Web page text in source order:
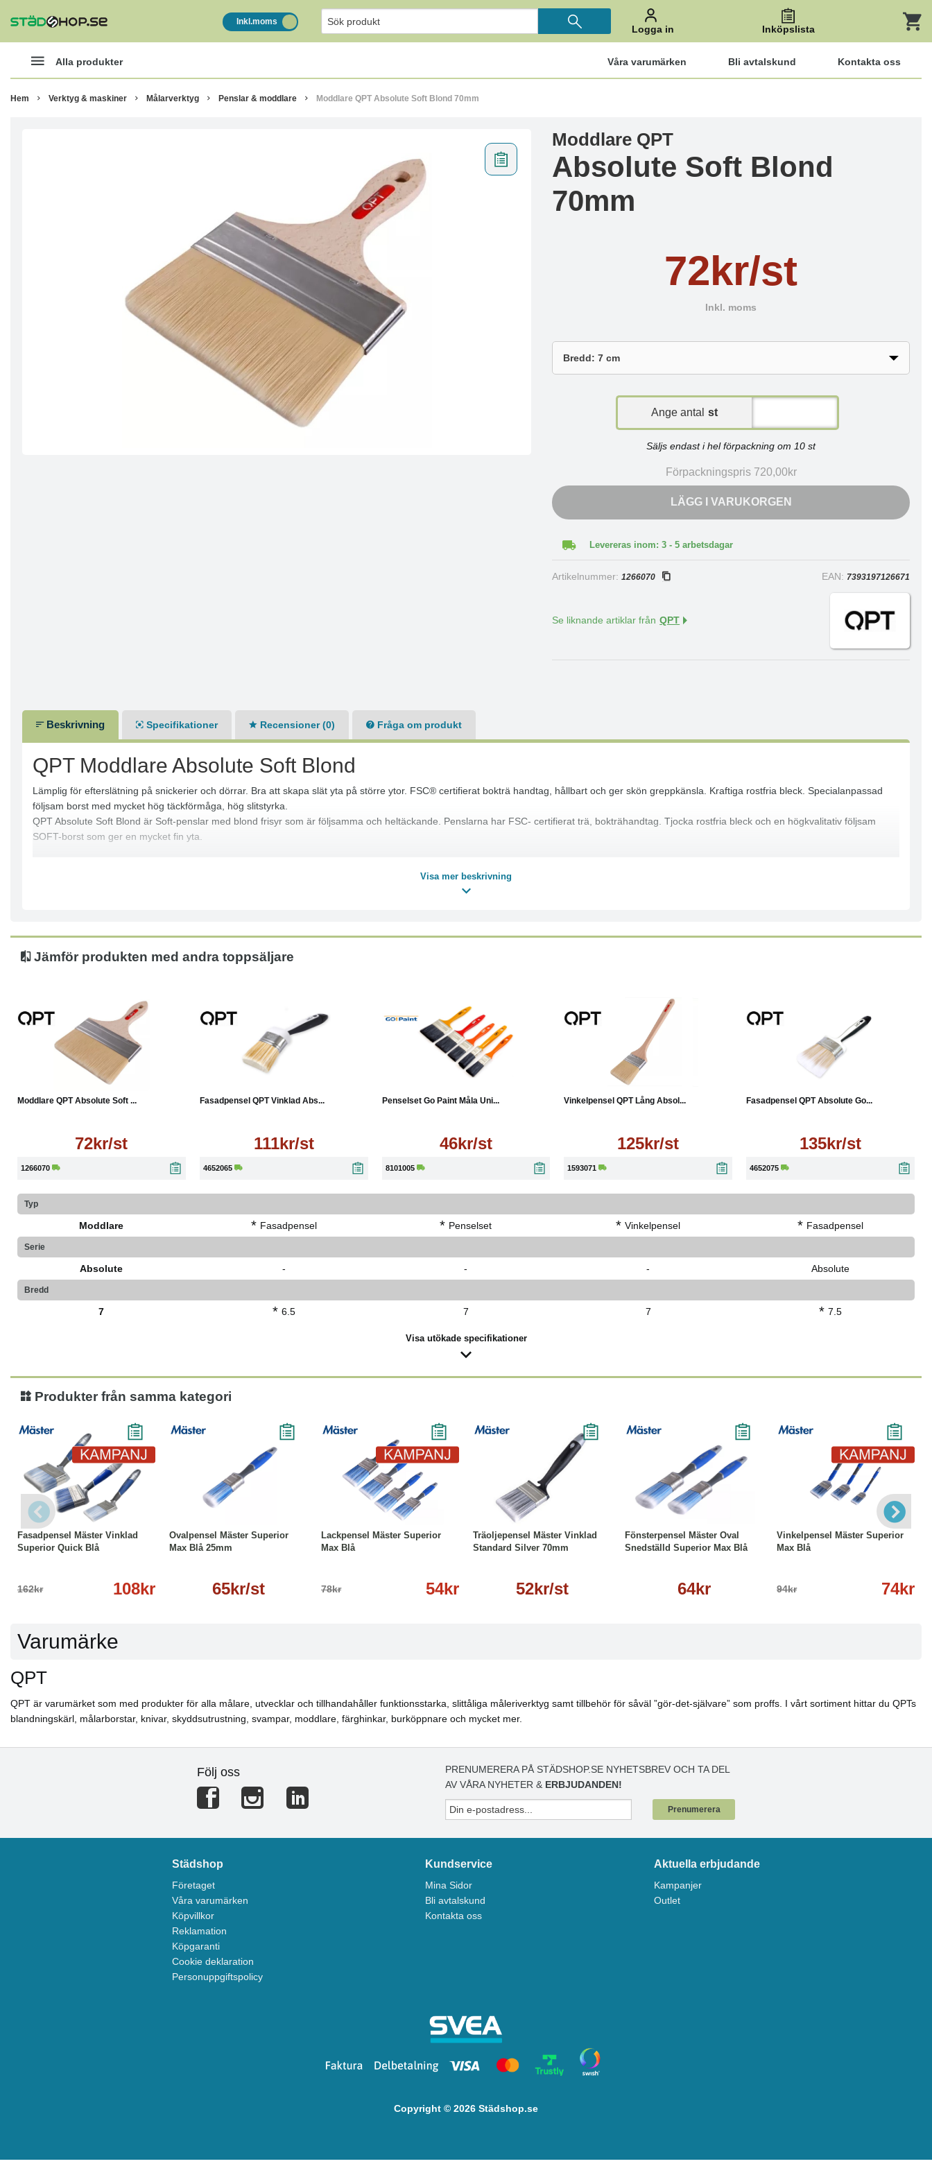
Inkl.moms
Logga in Inköpslista
Alla produkter Våra varumärken Bli avtalskund Kontakta oss
Hem Verktyg & maskiner Målarverktyg Penslar & moddlare Moddlare QPT Absolute Soft Blond 70mm
Moddlare QPT
Absolute Soft Blond
70mm
72kr/st
Inkl. moms
Ange antal st
Säljs endast i hel förpackning om 10 st
Förpackningspris 720,00kr
LÄGG I VARUKORGEN
Levereras inom: 3 - 5 arbetsdagar
Artikelnummer:1266070 EAN: 7393197126671
Se liknande artiklar från QPT
Beskrivning Specifikationer Recensioner (0) Fråga om produkt
QPT Moddlare Absolute Soft Blond
Lämplig för efterslätning på snickerier och dörrar. Bra att skapa slät yta på större ytor. FSC® certifierat bokträ handtag, hållbart och ger skön greppkänsla. Kraftiga rostfria bleck. Specialanpassad
följsam borst med mycket hög täckförmåga, hög slitstyrka.
QPT Absolute Soft Blond är Soft-penslar med blond frisyr som är följsamma och heltäckande. Penslarna har FSC- certifierat trä, bokträhandtag. Tjocka rostfria bleck och en högkvalitativ följsam
SOFT-borst som ger en mycket fin yta.
Visa mer beskrivning
Jämför produkten med andra toppsäljare
Moddlare QPT Absolute Soft ...
72kr/st
1266070
Läs mer
Fasadpensel QPT Vinklad Abs...
111kr/st
4652065
Läs mer
Penselset Go Paint Måla Uni...
46kr/st
8101005
Läs mer
Vinkelpensel QPT Lång Absol...
125kr/st
1593071
Läs mer
Fasadpensel QPT Absolute Go...
135kr/st
4652075
Läs mer
Typ
Moddlare * Fasadpensel * Penselset * Vinkelpensel * Fasadpensel
Serie
Absolute - - - Absolute
Bredd
7 * 6.5 7 7 * 7.5
Visa utökade specifikationer
Produkter från samma kategori
Fasadpensel Mäster Vinklad
Superior Quick Blå
162kr 108kr
-33% Läs mer
Ovalpensel Mäster Superior
Max Blå 25mm
65kr/st
Läs mer
Lackpensel Mäster Superior
Max Blå
78kr 54kr
Läs mer
Träoljepensel Mäster Vinklad
Standard Silver 70mm
52kr/st
Läs mer
Fönsterpensel Mäster Oval
Snedställd Superior Max Blå
64kr
Läs mer
Vinkelpensel Mäster Superior
Max Blå
94kr 74kr
Läs mer
Varumärke
QPT
QPT är varumärket som med produkter för alla målare, utvecklar och tillhandahåller funktionsstarka, slittåliga måleriverktyg samt tillbehör för såväl ”gör-det-självare” som proffs. I vårt sortiment hittar du QPTs
blandningskärl, målarborstar, knivar, skyddsutrustning, svampar, moddlare, färghinkar, burköppnare och mycket mer.
Följ oss
PRENUMERERA PÅ STÄDSHOP.SE NYHETSBREV OCH TA DEL
AV VÅRA NYHETER & ERBJUDANDEN!
Prenumerera
Städshop
Företaget
Våra varumärken
Köpvillkor
Reklamation
Köpgaranti
Cookie deklaration
Personuppgiftspolicy
Kundservice
Mina Sidor
Bli avtalskund
Kontakta oss
Aktuella erbjudande
Kampanjer
Outlet
Copyright © 2026 Städshop.se